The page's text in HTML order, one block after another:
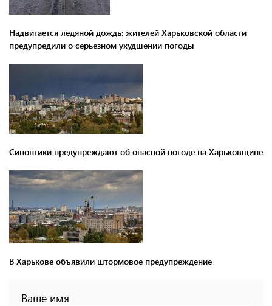
Надвигается ледяной дождь: жителей Харьковской области
предупредили о серьезном ухудшении погоды
Синоптики предупреждают об опасной погоде на Харьковщине
В Харькове объявили штормовое предупреждение
Ваше имя